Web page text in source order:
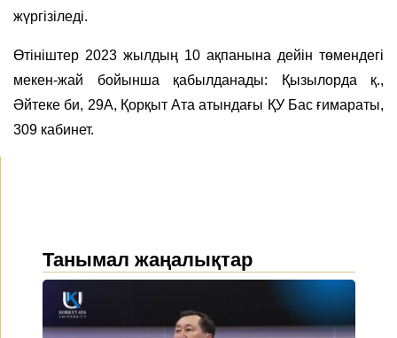
жүргізіледі.
Өтініштер 2023 жылдың 10 ақпанына дейін төмендегі
мекен-жай бойынша қабылданады: Қызылорда қ.,
Әйтеке би, 29А, Қорқыт Ата атындағы ҚУ Бас ғимараты,
309 кабинет.
Танымал жаңалықтар